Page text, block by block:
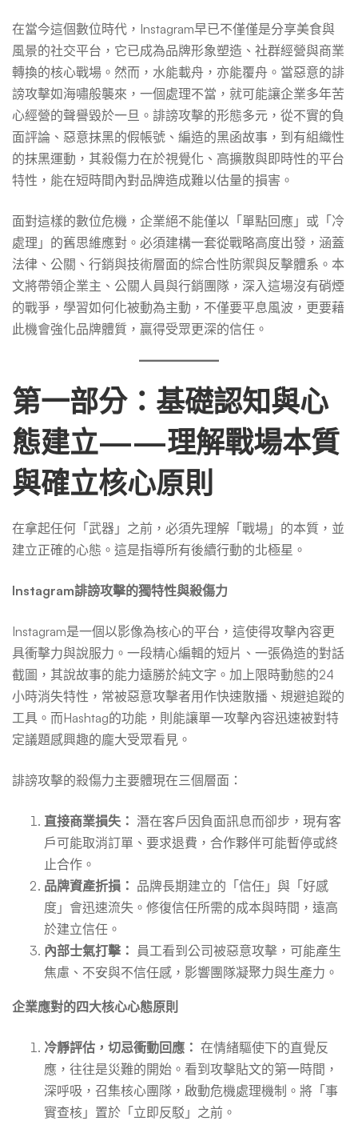
誹
謗
攻
擊？
在當今這個數位時代，Instagram早已不僅僅是分享美食與
風景的社交平台，它已成為品牌形象塑造、社群經營與商業
轉換的核心戰場。然而，水能載舟，亦能覆舟。當惡意的誹
謗攻擊如海嘯般襲來，一個處理不當，就可能讓企業多年苦
心經營的聲譽毀於一旦。誹謗攻擊的形態多元，從不實的負
面評論、惡意抹黑的假帳號、編造的黑函故事，到有組織性
的抹黑運動，其殺傷力在於視覺化、高擴散與即時性的平台
特性，能在短時間內對品牌造成難以估量的損害。
面對這樣的數位危機，企業絕不能僅以「單點回應」或「冷
處理」的舊思維應對。必須建構一套從戰略高度出發，涵蓋
法律、公關、行銷與技術層面的綜合性防禦與反擊體系。本
文將帶領企業主、公關人員與行銷團隊，深入這場沒有硝煙
的戰爭，學習如何化被動為主動，不僅要平息風波，更要藉
此機會強化品牌體質，贏得受眾更深的信任。
第一部分：基礎認知與心
態建立——理解戰場本質
與確立核心原則
在拿起任何「武器」之前，必須先理解「戰場」的本質，並
建立正確的心態。這是指導所有後續行動的北極星。
Instagram誹謗攻擊的獨特性與殺傷力
Instagram是一個以影像為核心的平台，這使得攻擊內容更
具衝擊力與說服力。一段精心編輯的短片、一張偽造的對話
截圖，其說故事的能力遠勝於純文字。加上限時動態的24
小時消失特性，常被惡意攻擊者用作快速散播、規避追蹤的
工具。而Hashtag的功能，則能讓單一攻擊內容迅速被對特
定議題感興趣的龐大受眾看見。
誹謗攻擊的殺傷力主要體現在三個層面：
直接商業損失： 潛在客戶因負面訊息而卻步，現有客
戶可能取消訂單、要求退費，合作夥伴可能暫停或終
止合作。
品牌資產折損： 品牌長期建立的「信任」與「好感
度」會迅速流失。修復信任所需的成本與時間，遠高
於建立信任。
內部士氣打擊： 員工看到公司被惡意攻擊，可能產生
焦慮、不安與不信任感，影響團隊凝聚力與生產力。
企業應對的四大核心心態原則
冷靜評估，切忌衝動回應： 在情緒驅使下的直覺反
應，往往是災難的開始。看到攻擊貼文的第一時間，
深呼吸，召集核心團隊，啟動危機處理機制。將「事
實查核」置於「立即反駁」之前。